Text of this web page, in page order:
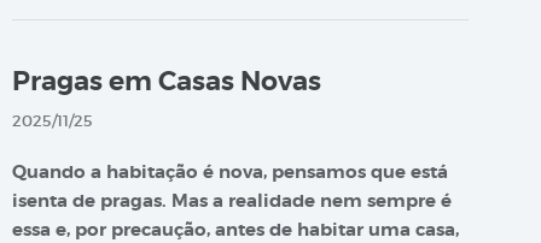
Pragas em Casas Novas
2025/11/25
Quando a habitação é nova, pensamos que está
isenta de pragas. Mas a realidade nem sempre é
essa e, por precaução, antes de habitar uma casa,